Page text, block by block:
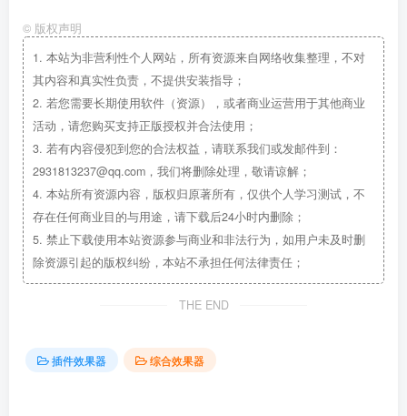
© 版权声明
1. 本站为非营利性个人网站，所有资源来自网络收集整理，不对
其内容和真实性负责，不提供安装指导；
2. 若您需要长期使用软件（资源），或者商业运营用于其他商业
活动，请您购买支持正版授权并合法使用；
3. 若有内容侵犯到您的合法权益，请联系我们或发邮件到：
2931813237@qq.com，我们将删除处理，敬请谅解；
4. 本站所有资源内容，版权归原著所有，仅供个人学习测试，不
存在任何商业目的与用途，请下载后24小时内删除；
5. 禁止下载使用本站资源参与商业和非法行为，如用户未及时删
除资源引起的版权纠纷，本站不承担任何法律责任；
THE END
插件效果器 综合效果器